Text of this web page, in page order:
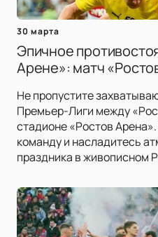
30 марта
Эпичное
Арене»: матч
Не пропустите
Премьер-Лиги между
стадионе «Ростов
команду и насладитесь
праздника в живописном